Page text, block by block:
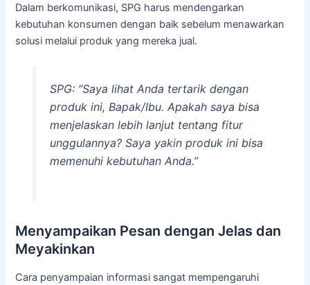
Dalam berkomunikasi, SPG harus mendengarkan
kebutuhan konsumen dengan baik sebelum menawarkan
solusi melalui produk yang mereka jual.
SPG: “Saya lihat Anda tertarik dengan
produk ini, Bapak/Ibu. Apakah saya bisa
menjelaskan lebih lanjut tentang fitur
unggulannya? Saya yakin produk ini bisa
memenuhi kebutuhan Anda.”
Menyampaikan Pesan dengan Jelas dan
Meyakinkan
Cara penyampaian informasi sangat mempengaruhi